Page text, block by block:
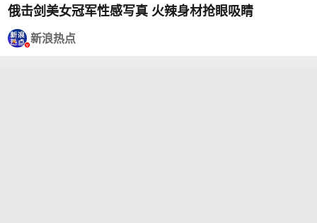
俄击剑美女冠军性感写真 火辣身材抢眼吸睛
新浪热点